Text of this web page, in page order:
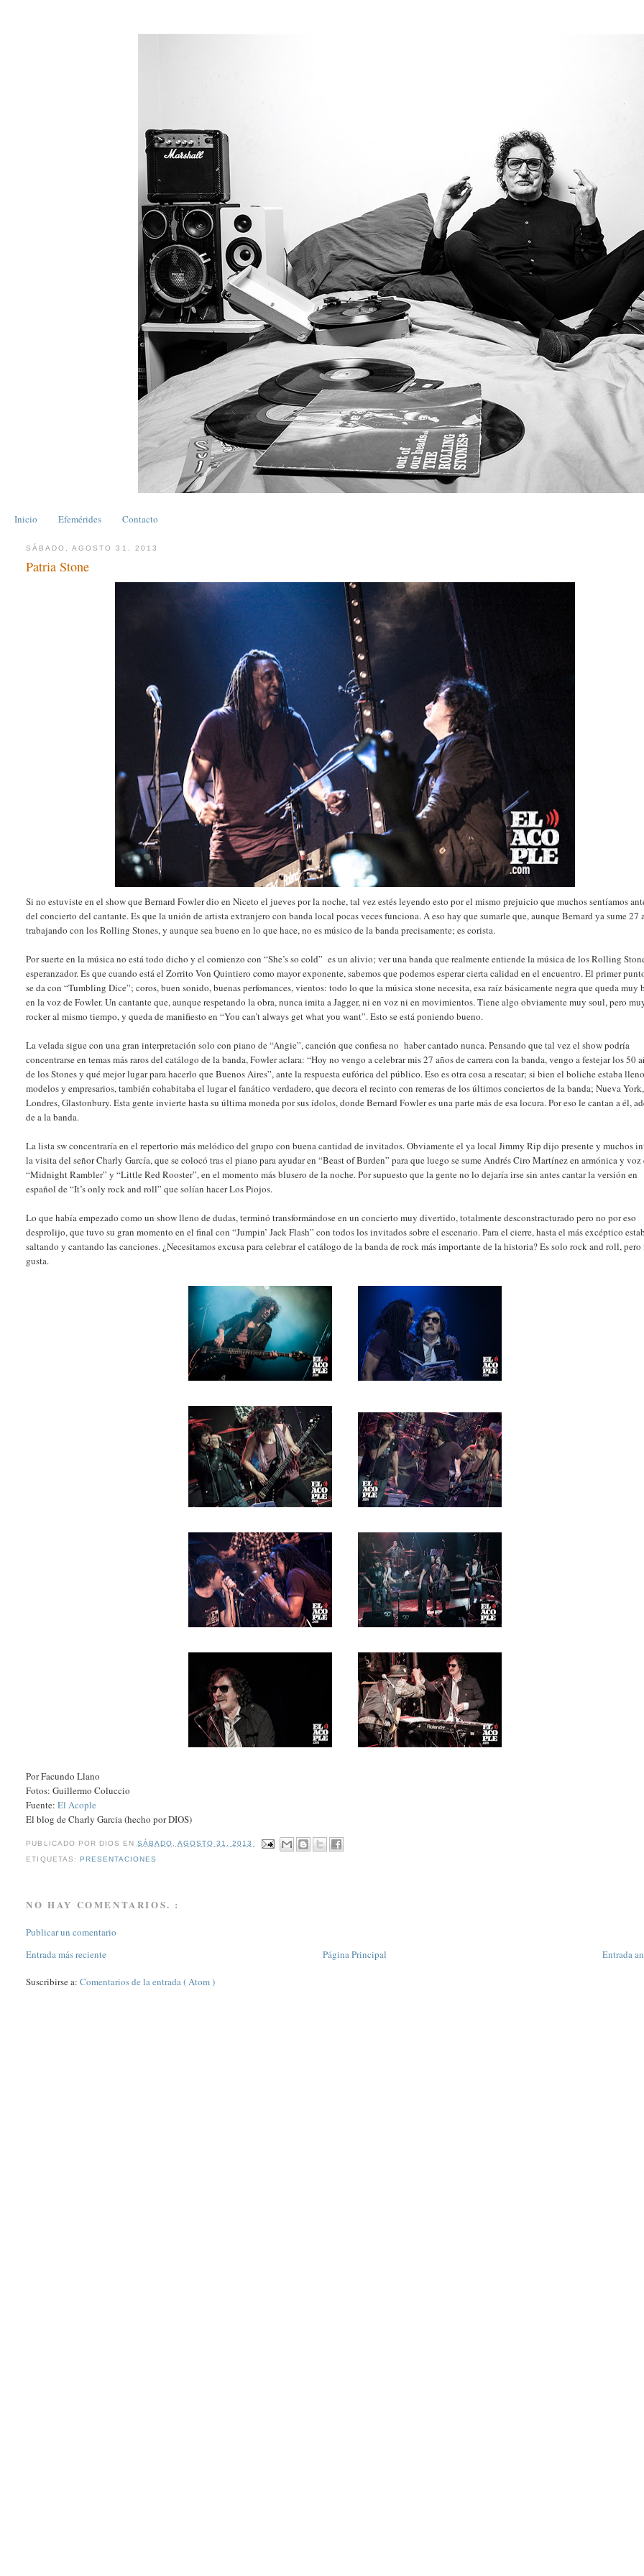
Inicio Efemérides Contacto
SÁBADO, AGOSTO 31, 2013
Patria Stone
Si no estuviste en el show que Bernard Fowler dio en Niceto el jueves por la noche, tal vez estés leyendo esto por el mismo prejuicio que muchos sentíamos
del concierto del cantante. Es que la unión de artista extranjero con banda local pocas veces funciona. A eso hay que sumarle que, aunque Bernard ya sume 27
trabajando con los Rolling Stones, y aunque sea bueno en lo que hace, no es músico de la banda precisamente; es corista.
Por suerte en la música no está todo dicho y el comienzo con “She’s so cold” es un alivio; ver una banda que realmente entiende la música de los Rolling
esperanzador. Es que cuando está el Zorrito Von Quintiero como mayor exponente, sabemos que podemos esperar cierta calidad en el encuentro. El primer
se da con “Tumbling Dice”; coros, buen sonido, buenas perfomances, vientos: todo lo que la música stone necesita, esa raíz básicamente negra que queda muy
en la voz de Fowler. Un cantante que, aunque respetando la obra, nunca imita a Jagger, ni en voz ni en movimientos. Tiene algo obviamente muy soul, pero
rocker al mismo tiempo, y queda de manifiesto en “You can’t always get what you want”. Esto se está poniendo bueno.
La velada sigue con una gran interpretación solo con piano de “Angie”, canción que confiesa no haber cantado nunca. Pensando que tal vez el show podría
concentrarse en temas más raros del catálogo de la banda, Fowler aclara: “Hoy no vengo a celebrar mis 27 años de carrera con la banda, vengo a festejar los 50
de los Stones y qué mejor lugar para hacerlo que Buenos Aires”, ante la respuesta eufórica del público. Eso es otra cosa a rescatar; si bien el boliche estaba
modelos y empresarios, también cohabitaba el lugar el fanático verdadero, que decora el recinto con remeras de los últimos conciertos de la banda; Nueva York,
Londres, Glastonbury. Esta gente invierte hasta su última moneda por sus ídolos, donde Bernard Fowler es una parte más de esa locura. Por eso le cantan a él,
de a la banda.
La lista sw concentraría en el repertorio más melódico del grupo con buena cantidad de invitados. Obviamente el ya local Jimmy Rip dijo presente y muchos
la visita del señor Charly García, que se colocó tras el piano para ayudar en “Beast of Burden” para que luego se sume Andrés Ciro Martínez en armónica y voz
“Midnight Rambler” y “Little Red Rooster”, en el momento más blusero de la noche. Por supuesto que la gente no lo dejaría irse sin antes cantar la versión en
español de “It’s only rock and roll” que solían hacer Los Piojos.
Lo que había empezado como un show lleno de dudas, terminó transformándose en un concierto muy divertido, totalmente desconstracturado pero no por eso
desprolijo, que tuvo su gran momento en el final con “Jumpin’ Jack Flash” con todos los invitados sobre el escenario. Para el cierre, hasta el más excéptico
saltando y cantando las canciones. ¿Necesitamos excusa para celebrar el catálogo de la banda de rock más importante de la historia? Es solo rock and roll, pero
gusta.
Por Facundo Llano
Fotos: Guillermo Coluccio
Fuente:El Acople
El blog de Charly Garcia (hecho por DIOS)
PUBLICADO POR DIOS EN SÁBADO, AGOSTO 31, 2013
ETIQUETAS: PRESENTACIONES
NO HAY COMENTARIOS. :
Publicar un comentario
Entrada más reciente
Entrada
Página Principal
Suscribirse a:Comentarios de la entrada ( Atom )